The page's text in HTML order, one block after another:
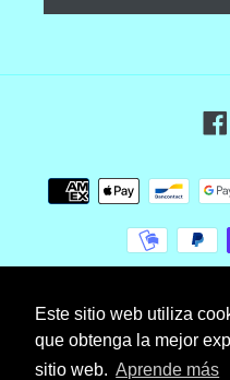
Este sitio web utiliza
que obtenga la mejor
sitio web. Aprende más
© 2026,